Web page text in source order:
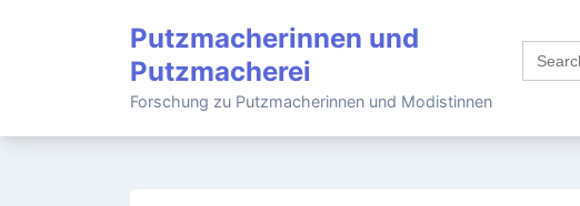
Putzmacherinnen und
Putzmacherei
Forschung zu Putzmacherinnen und Modistinnen
Search
for: